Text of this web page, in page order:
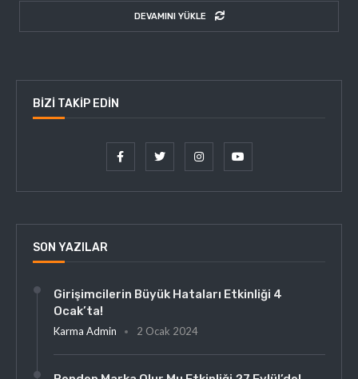
DEVAMINI YÜKLE
BIZI TAKIP EDIN
SON YAZILAR
Girişimcilerin Büyük Hataları Etkinliği 4
Ocak’ta!
Karma Admin 2 Ocak 2024